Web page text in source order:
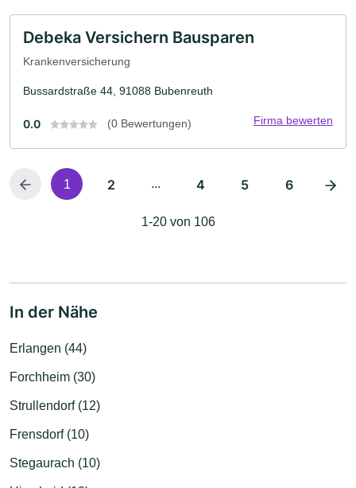
Debeka Versichern Bausparen
Krankenversicherung
Bussardstraße 44, 91088 Bubenreuth
0.0 (0 Bewertungen) Firma bewerten
1 2 ... 4 5 6
1-20 von 106
In der Nähe
Erlangen (44)
Forchheim (30)
Strullendorf (12)
Frensdorf (10)
Stegaurach (10)